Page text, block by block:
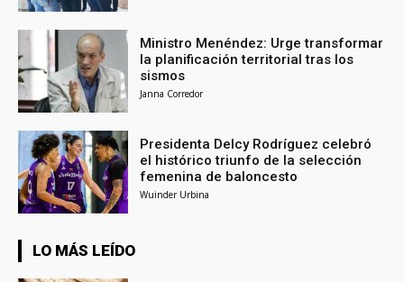
Ministro Menéndez: Urge transformar
la planificación territorial tras los
sismos
Janna Corredor
Presidenta Delcy Rodríguez celebró
el histórico triunfo de la selección
femenina de baloncesto
Wuinder Urbina
LO MÁS LEÍDO